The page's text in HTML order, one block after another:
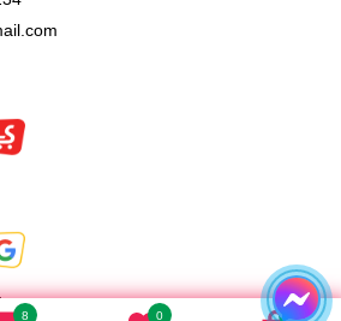
8 0 0